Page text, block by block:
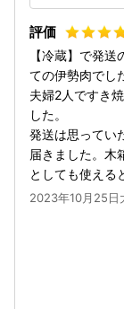
【冷蔵】で発
ての伊勢肉でし
夫婦2人ですき
した。
発送は思ってい
届きました。木
としても使える
2023年10月25日